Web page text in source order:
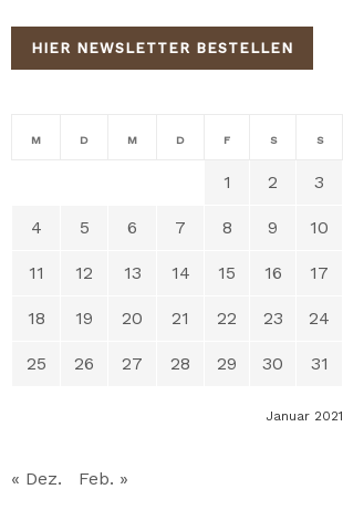
HIER NEWSLETTER BESTELLEN
Januar 2021
M D M D F S S
1 2 3
4 5 6 7 8 9 10
11 12 13 14 15 16 17
18 19 20 21 22 23 24
25 26 27 28 29 30 31
« Dez. Feb. »